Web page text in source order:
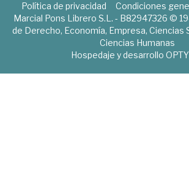
Política de privacidad Condiciones
Marcial Pons Librero S.L. - B82947326 ©
de Derecho, Economía, Empresa, Ciencias
Ciencias Humanas
Hospedaje y desarrollo